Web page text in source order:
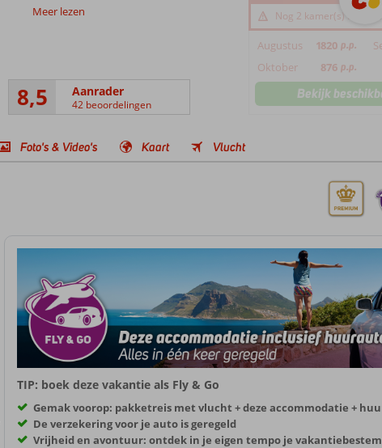
Meer lezen
8,5 Aanrader
42 beoordelingen
Nog 2 kamer(s)
Augustus 1820 p.p.
Oktober 876 p.p.
Bekijk
Foto's & Video's Kaart Vlucht
TIP: boek deze vakantie als Fly & Go
Gemak voorop: pakketreis met vlucht + deze accommodatie +
De verzekering voor je auto is geregeld
Vrijheid en avontuur: ontdek in je eigen tempo je